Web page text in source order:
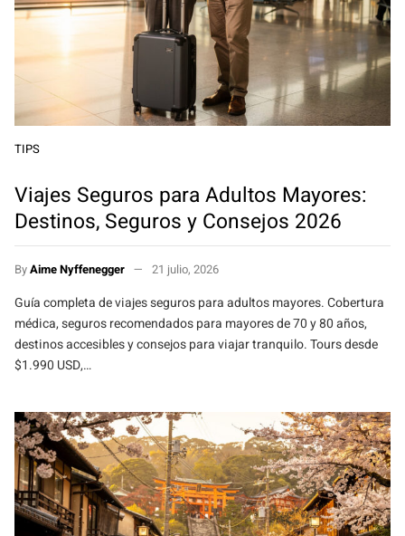
TIPS
Viajes Seguros para Adultos Mayores:
Destinos, Seguros y Consejos 2026
ByAime Nyffenegger 21 julio, 2026
Guía completa de viajes seguros para adultos mayores. Cobertura
médica, seguros recomendados para mayores de 70 y 80 años,
destinos accesibles y consejos para viajar tranquilo. Tours desde
$1.990 USD,…